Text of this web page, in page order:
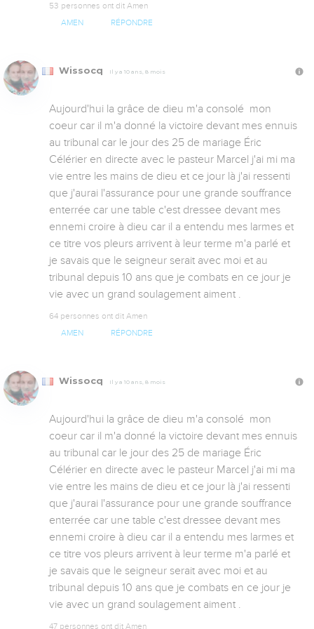
53 personnes ont dit Amen
AMEN RÉPONDRE
Wissocq Il y a 10 ans, 8 mois
Aujourd'hui la grâce de dieu m'a consolé  mon
coeur car il m'a donné la victoire devant mes ennuis
au tribunal car le jour des 25 de mariage Éric
Célérier en directe avec le pasteur Marcel j'ai mi ma
vie entre les mains de dieu et ce jour là j'ai ressenti
que j'aurai l'assurance pour une grande souffrance
enterrée car une table c'est dressee devant mes
ennemi croire à dieu car il a entendu mes larmes et
ce titre vos pleurs arrivent à leur terme m'a parlé et
je savais que le seigneur serait avec moi et au
tribunal depuis 10 ans que je combats en ce jour je
vie avec un grand soulagement aiment .
64 personnes ont dit Amen
AMEN RÉPONDRE
Wissocq Il y a 10 ans, 8 mois
Aujourd'hui la grâce de dieu m'a consolé  mon
coeur car il m'a donné la victoire devant mes ennuis
au tribunal car le jour des 25 de mariage Éric
Célérier en directe avec le pasteur Marcel j'ai mi ma
vie entre les mains de dieu et ce jour là j'ai ressenti
que j'aurai l'assurance pour une grande souffrance
enterrée car une table c'est dressee devant mes
ennemi croire à dieu car il a entendu mes larmes et
ce titre vos pleurs arrivent à leur terme m'a parlé et
je savais que le seigneur serait avec moi et au
tribunal depuis 10 ans que je combats en ce jour je
vie avec un grand soulagement aiment .
47 personnes ont dit Amen